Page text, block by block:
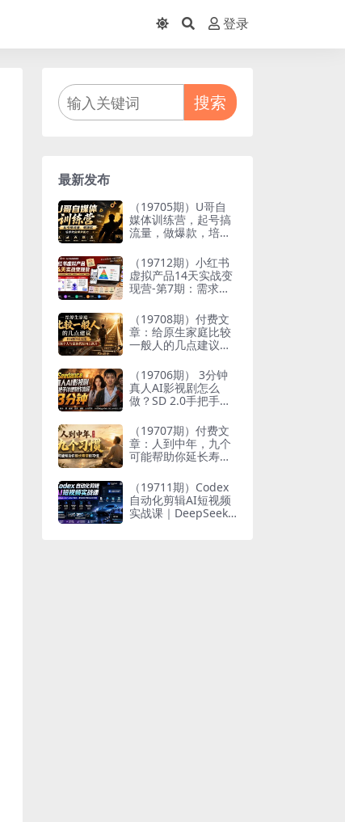
登录
搜索
最新发布
（19705期）U哥自
媒体训练营，起号搞
流量，做爆款，培养
（19712期）小红书
虚拟产品14天实战变
现营-第7期：需求挖
品矩阵×内容笔记×一
人公司进阶×全链路
（19708期）付费文
章：给原生家庭比较
一般人的几点建议，
个人与家族代际向上
跃升
（19706期） 3分钟
真人AI影视剧怎么
做？SD 2.0手把手完
eld 14天SD 2.0/2.5
无限生成
（19707期）付费文
章：人到中年，九个
可能帮助你延长寿命
（19711期）Codex
自动化剪辑AI短视频
实战课｜DeepSeek